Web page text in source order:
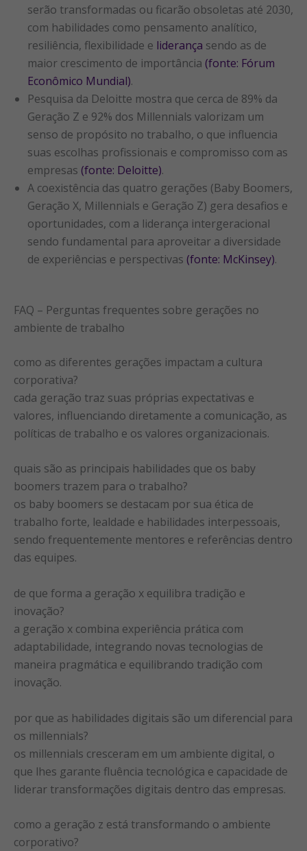
serão transformadas ou ficarão obsoletas até 2030,
com habilidades como pensamento analítico,
resiliência, flexibilidade e liderança sendo as de
maior crescimento de importância (fonte: Fórum
Econômico Mundial).
Pesquisa da Deloitte mostra que cerca de 89% da
Geração Z e 92% dos Millennials valorizam um
senso de propósito no trabalho, o que influencia
suas escolhas profissionais e compromisso com as
empresas (fonte: Deloitte).
A coexistência das quatro gerações (Baby Boomers,
Geração X, Millennials e Geração Z) gera desafios e
oportunidades, com a liderança intergeracional
sendo fundamental para aproveitar a diversidade
de experiências e perspectivas (fonte: McKinsey).
FAQ – Perguntas frequentes sobre gerações no
ambiente de trabalho
como as diferentes gerações impactam a cultura
corporativa?
cada geração traz suas próprias expectativas e
valores, influenciando diretamente a comunicação, as
políticas de trabalho e os valores organizacionais.
quais são as principais habilidades que os baby
boomers trazem para o trabalho?
os baby boomers se destacam por sua ética de
trabalho forte, lealdade e habilidades interpessoais,
sendo frequentemente mentores e referências dentro
das equipes.
de que forma a geração x equilibra tradição e
inovação?
a geração x combina experiência prática com
adaptabilidade, integrando novas tecnologias de
maneira pragmática e equilibrando tradição com
inovação.
por que as habilidades digitais são um diferencial para
os millennials?
os millennials cresceram em um ambiente digital, o
que lhes garante fluência tecnológica e capacidade de
liderar transformações digitais dentro das empresas.
como a geração z está transformando o ambiente
corporativo?